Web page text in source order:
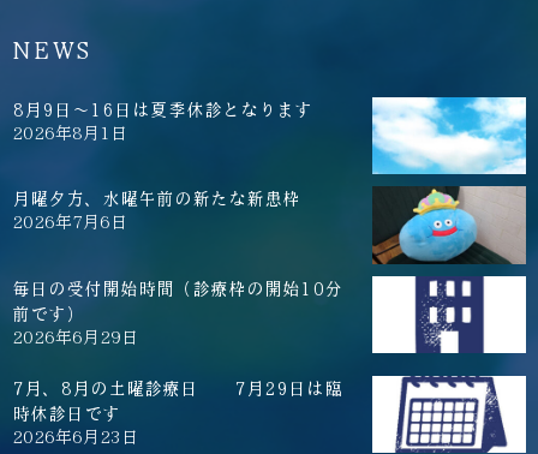
NEWS
8月9日～16日は夏季休診となります
2026年8月1日
月曜夕方、水曜午前の新たな新患枠
2026年7月6日
毎日の受付開始時間（診療枠の開始10分
前です）
2026年6月29日
7月、8月の土曜診療日 7月29日は臨
時休診日です
2026年6月23日